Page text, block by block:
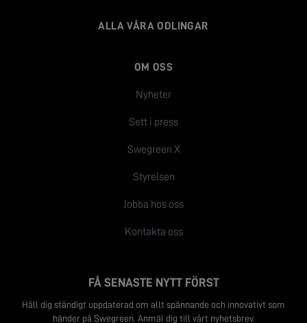
ALLA VÅRA ODLINGAR
OM OSS
Nyheter
Sett i press
Swegreen X
Styrelsen
Jobba hos oss
Kontakta oss
FÅ SENASTE NYTT FÖRST
Håll dig ständigt uppdaterad om allt spännande och innovativt som
händer på Swegreen. Anmäl dig till vårt nyhetsbrev.